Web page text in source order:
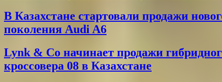
В Казахстане стартовали продажи
поколения Audi A6
Lynk & Co начинает продажи
кроссовера 08 в Казахстане